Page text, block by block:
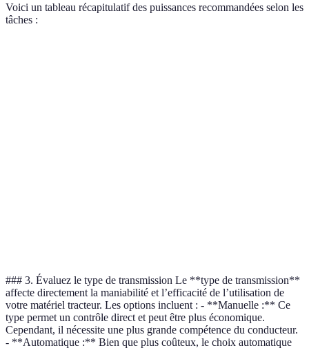
Voici un tableau récapitulatif des puissances recommandées selon les
tâches :
### 3. Évaluez le type de transmission Le **type de transmission**
affecte directement la maniabilité et l’efficacité de l’utilisation de
votre matériel tracteur. Les options incluent : - **Manuelle :** Ce
type permet un contrôle direct et peut être plus économique.
Cependant, il nécessite une plus grande compétence du conducteur.
- **Automatique :** Bien que plus coûteux, le choix automatique